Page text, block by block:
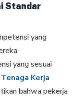
Standar
yang
yang sesuai
Tenaga Kerja
bahwa pekerja